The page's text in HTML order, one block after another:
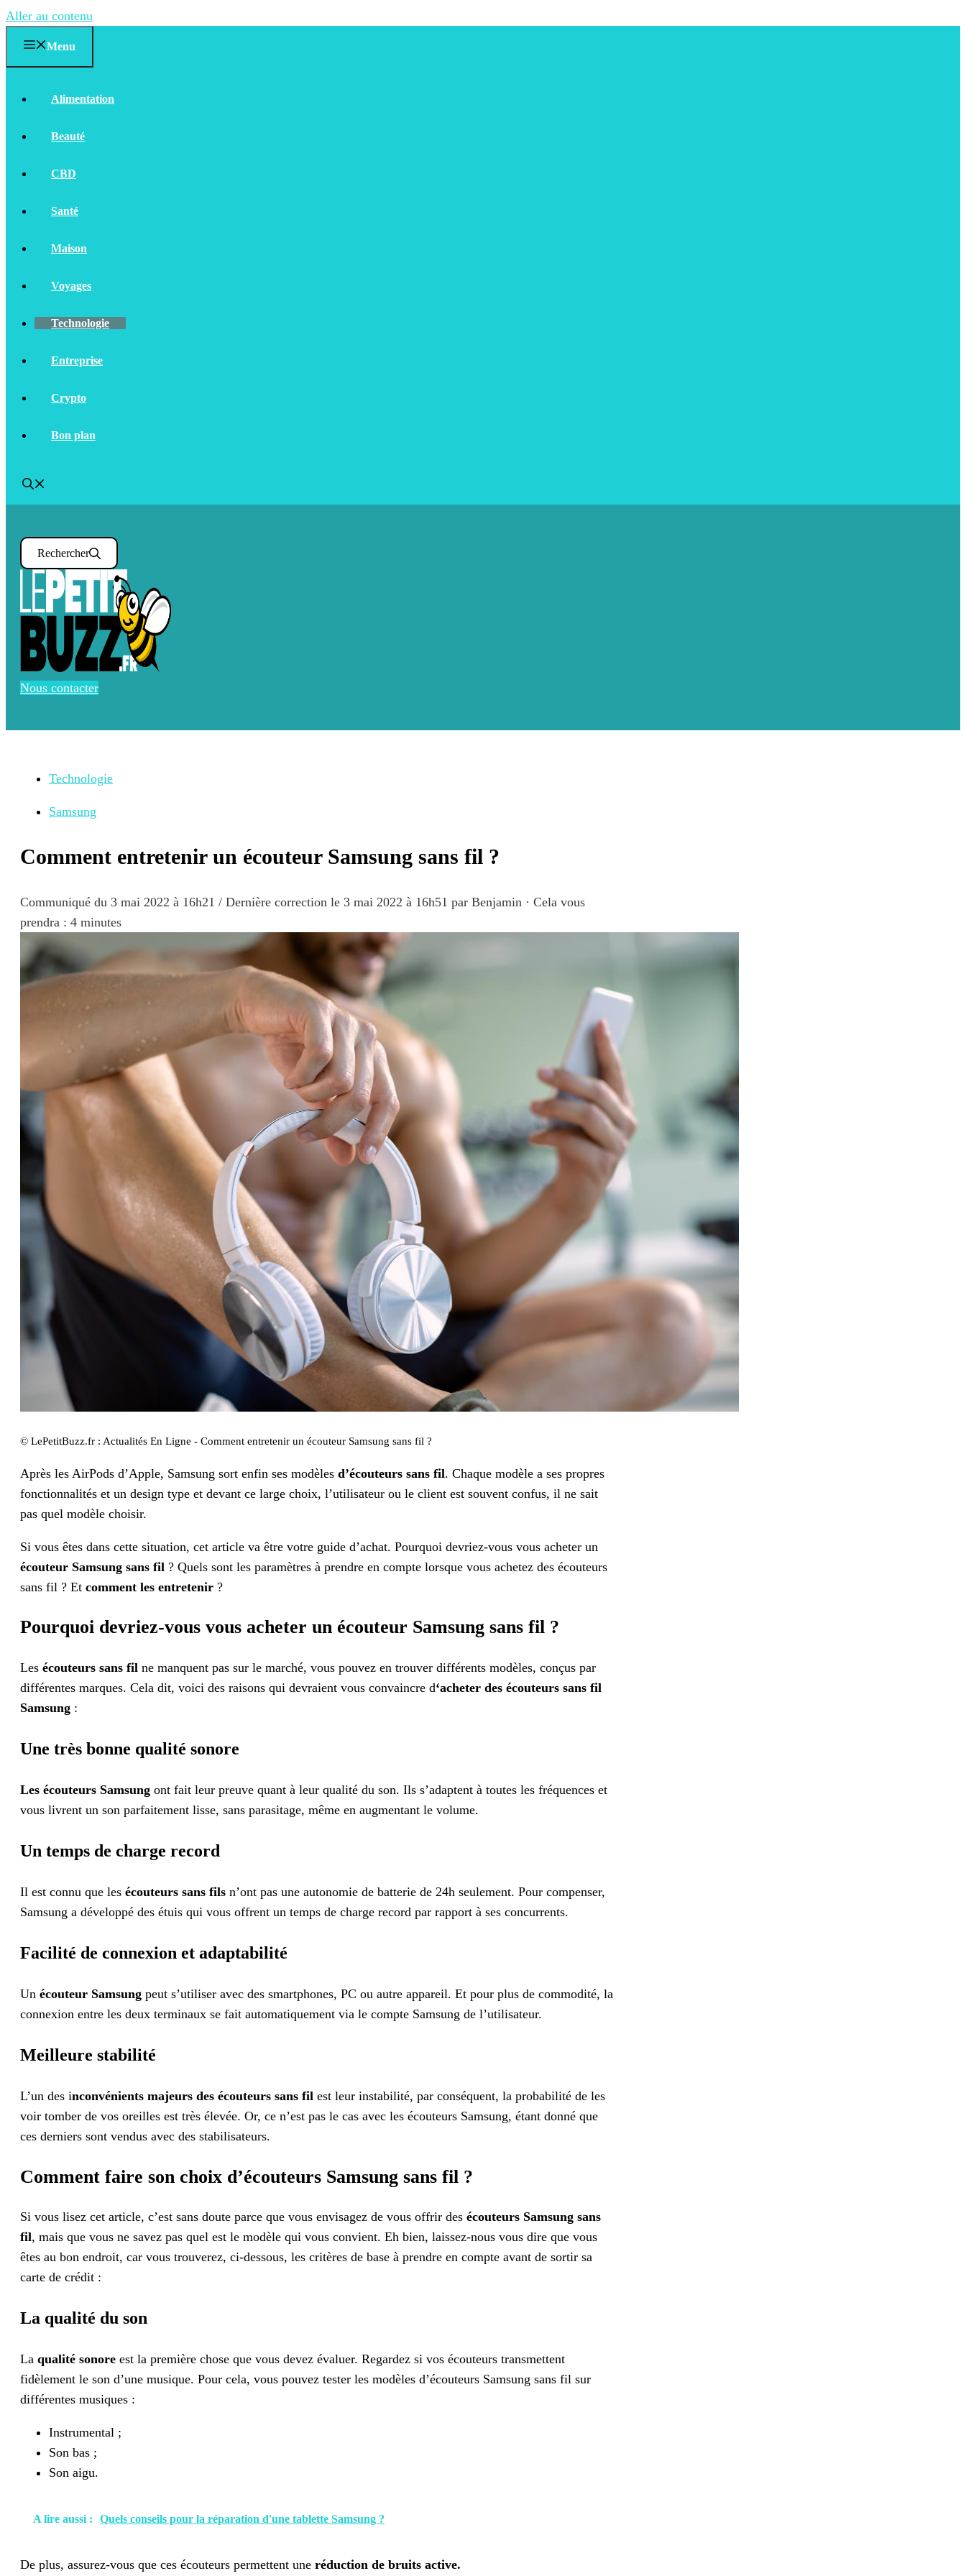
Aller au contenu
Menu
Alimentation
Beauté
CBD
Santé
Maison
Voyages
Technologie
Entreprise
Crypto
Bon plan
Rechercher
Nous contacter
Technologie
Samsung
Comment entretenir un écouteur Samsung sans fil ?
Communiqué du 3 mai 2022 à 16h21 / Dernière correction le 3 mai 2022 à 16h51 par Benjamin · Cela vous
prendra : 4 minutes
© LePetitBuzz.fr : Actualités En Ligne - Comment entretenir un écouteur Samsung sans fil ?
Après les AirPods d’Apple, Samsung sort enfin ses modèles d’écouteurs sans fil. Chaque modèle a ses propres
fonctionnalités et un design type et devant ce large choix, l’utilisateur ou le client est souvent confus, il ne sait
pas quel modèle choisir.
Si vous êtes dans cette situation, cet article va être votre guide d’achat. Pourquoi devriez-vous vous acheter un
écouteur Samsung sans fil ? Quels sont les paramètres à prendre en compte lorsque vous achetez des écouteurs
sans fil ? Et comment les entretenir ?
Pourquoi devriez-vous vous acheter un écouteur Samsung sans fil ?
Les écouteurs sans fil ne manquent pas sur le marché, vous pouvez en trouver différents modèles, conçus par
différentes marques. Cela dit, voici des raisons qui devraient vous convaincre d‘acheter des écouteurs sans fil
Samsung :
Une très bonne qualité sonore
Les écouteurs Samsung ont fait leur preuve quant à leur qualité du son. Ils s’adaptent à toutes les fréquences et
vous livrent un son parfaitement lisse, sans parasitage, même en augmentant le volume.
Un temps de charge record
Il est connu que les écouteurs sans fils n’ont pas une autonomie de batterie de 24h seulement. Pour compenser,
Samsung a développé des étuis qui vous offrent un temps de charge record par rapport à ses concurrents.
Facilité de connexion et adaptabilité
Un écouteur Samsung peut s’utiliser avec des smartphones, PC ou autre appareil. Et pour plus de commodité, la
connexion entre les deux terminaux se fait automatiquement via le compte Samsung de l’utilisateur.
Meilleure stabilité
L’un des inconvénients majeurs des écouteurs sans fil est leur instabilité, par conséquent, la probabilité de les
voir tomber de vos oreilles est très élevée. Or, ce n’est pas le cas avec les écouteurs Samsung, étant donné que
ces derniers sont vendus avec des stabilisateurs.
Comment faire son choix d’écouteurs Samsung sans fil ?
Si vous lisez cet article, c’est sans doute parce que vous envisagez de vous offrir des écouteurs Samsung sans
fil, mais que vous ne savez pas quel est le modèle qui vous convient. Eh bien, laissez-nous vous dire que vous
êtes au bon endroit, car vous trouverez, ci-dessous, les critères de base à prendre en compte avant de sortir sa
carte de crédit :
La qualité du son
La qualité sonore est la première chose que vous devez évaluer. Regardez si vos écouteurs transmettent
fidèlement le son d’une musique. Pour cela, vous pouvez tester les modèles d’écouteurs Samsung sans fil sur
différentes musiques :
Instrumental ;
Son bas ;
Son aigu.
A lire aussi : Quels conseils pour la réparation d'une tablette Samsung ?
De plus, assurez-vous que ces écouteurs permettent une réduction de bruits active.